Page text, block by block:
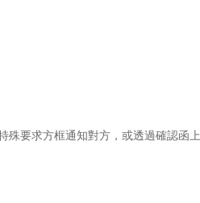
殊要求方框通知對方，或透過確認函上